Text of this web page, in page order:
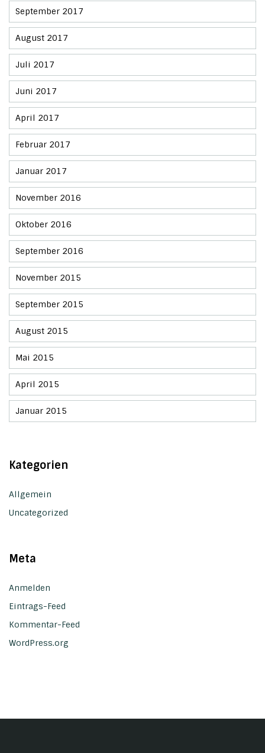
September 2017
August 2017
Juli 2017
Juni 2017
April 2017
Februar 2017
Januar 2017
November 2016
Oktober 2016
September 2016
November 2015
September 2015
August 2015
Mai 2015
April 2015
Januar 2015
Kategorien
Allgemein
Uncategorized
Meta
Anmelden
Eintrags-Feed
Kommentar-Feed
WordPress.org